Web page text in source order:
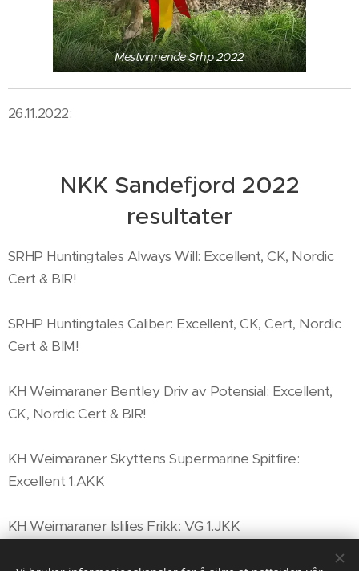
Mestvinnende Srhp 2022
26.11.2022:
NKK Sandefjord 2022
resultater
SRHP Huntingtales Always Will: Excellent, CK, Nordic
Cert & BIR!
SRHP Huntingtales Caliber: Excellent, CK, Cert, Nordic
Cert & BIM!
KH Weimaraner Bentley Driv av Potensial: Excellent,
CK, Nordic Cert & BIR!
KH Weimaraner Skyttens Supermarine Spitfire:
Excellent 1.AKK
KH Weimaraner Islilies Frikk: VG 1.JKK